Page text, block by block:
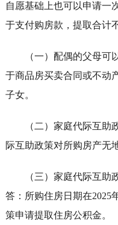
自愿基础上也可以申请一
于支付购房款，提取合计
（一）配偶的父母可
于商品房买卖合同或不动
子女。
（二）家庭代际互
际互助政策对所购房产无
（三）家庭代际互助
答：所购住房日期在2025
策申请提取住房公积金。